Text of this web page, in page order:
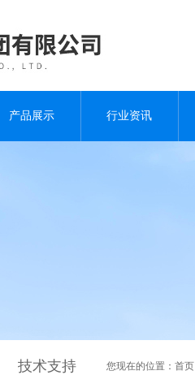
产品展示 行业资讯
技术支持 您现在的位置： 首页